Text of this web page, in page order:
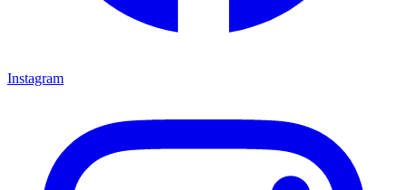
Instagram